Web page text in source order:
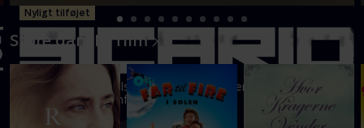
Nyligt tilføjet
En FBI-agent må tilsidesætte sine værdier for at overleve i
prisbelønnet actionfilm
Store danske film